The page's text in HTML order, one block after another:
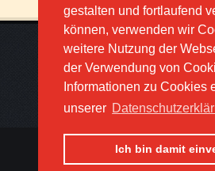
gestalten und fortlaufend
können, verwenden wir
weitere Nutzung der
der Verwendung von
Informationen zu Cookies
unserer
Ich bin damit
© COPYRIGHT 2026 BIKETEAM-